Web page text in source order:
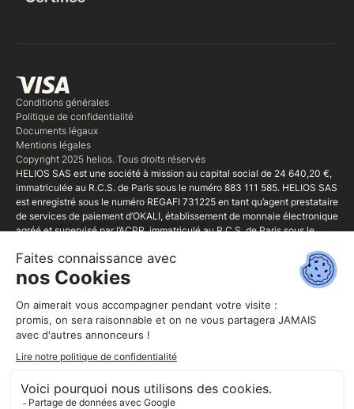
Conditions générales
Politique de confidentialité
Documents légaux
Mentions légales
Copyright 2025 helios. Tous droits réservés
HELIOS SAS est une société à mission au capital social de 24 640,20 €,
immatriculée au R.C.S. de Paris sous le numéro 883 111 585. HELIOS SAS
est enregistré sous le numéro REGAFI 731225 en tant qu’agent prestataire
de services de paiement d’OKALI, établissement de monnaie électronique
agréé et supervisé par l’ACPR, immatriculé au R.C.S. de Paris sous le
75008 Paris. HELIOS SAS est également Mandataire d'intermédiaire
d'assurance (MIA) régie par le Code monétaire et financier (art. L.519 et
suivants et R.519-1 et suivants), immatriculée sous le No 20005731 au
Registre unique des intermédiaires en assurance, banque et finance tenu
par l'ORIAS (1 rue Jules Lefebvre 75311 Paris CEDEX 9 - www.orias.fr),
qui exerce sous le contrôle de l'Autorité de Contrôle Prudentiel et de
www.acpr.banque-france.fr.